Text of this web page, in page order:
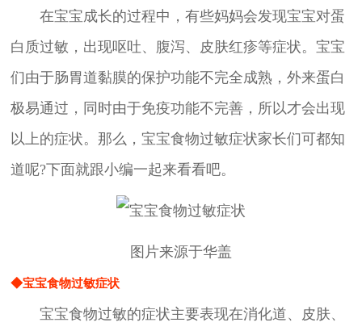
在宝宝成长的过程中，有些妈妈会发现宝宝对蛋
白质过敏，出现呕吐、腹泻、皮肤红疹等症状。宝宝
们由于肠胃道黏膜的保护功能不完全成熟，外来蛋白
极易通过，同时由于免疫功能不完善，所以才会出现
以上的症状。那么，宝宝食物过敏症状家长们可都知
道呢?下面就跟小编一起来看看吧。
图片来源于华盖
◆宝宝食物过敏症状
宝宝食物过敏的症状主要表现在消化道、皮肤、